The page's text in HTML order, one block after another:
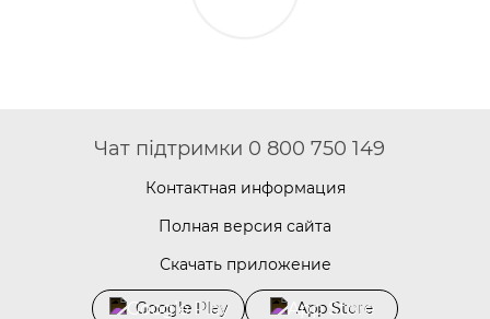
Чат підтримки 0 800 750 149
Контактная информация
Полная версия сайта
Скачать приложение
Google Play App Store